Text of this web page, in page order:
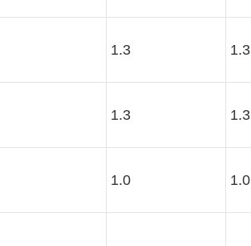
1.3 1.3
1.3 1.3
1.0 1.0